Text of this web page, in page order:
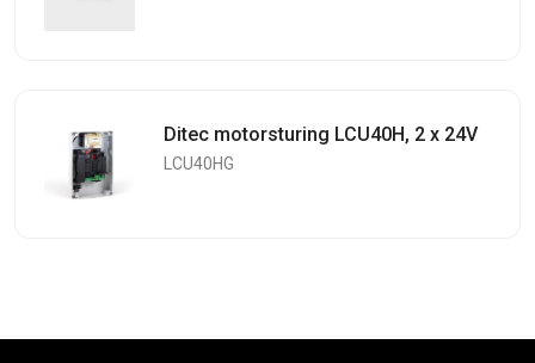
Ditec motorsturing LCU40H, 2 x 24V
LCU40HG